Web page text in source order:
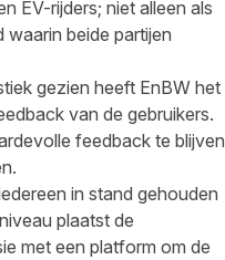
EV-rijders; niet alleen als
beide partijen
gezien heeft EnBW het
van de gebruikers.
feedback te blijven
in stand gehouden
plaatst de
met een platform om de